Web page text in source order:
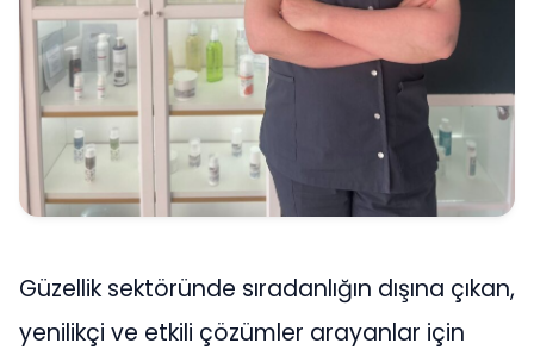
Güzellik sektöründe sıradanlığın dışına çıkan,
yenilikçi ve etkili çözümler arayanlar için